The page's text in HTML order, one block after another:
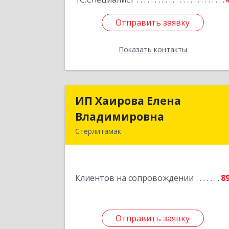
Отправить заявку
Показать контакты
Отправить заявку
Назад
ИП Хаирова Елена
Владимировна
Стерлитамак
Клиентов на сопровождении
Отправить заявку
ИП Хаирова Елена
Владимировна
Отправить заявку